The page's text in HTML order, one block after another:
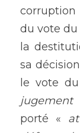
corruption
du vote du
la
sa
le vote
jugement
porté «